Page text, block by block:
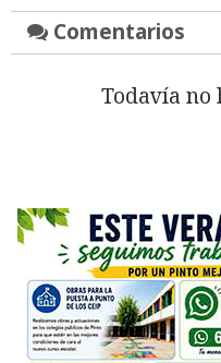
Comentarios
Todavía no